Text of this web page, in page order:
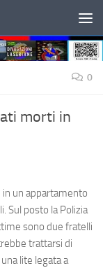
0
morti in
un appartamento
Sul posto la Polizia
sono due fratelli
trattarsi di
lite legata a